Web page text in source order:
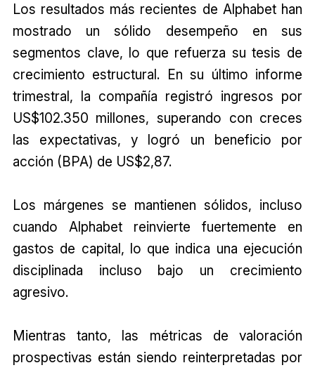
Los resultados más recientes de Alphabet han
mostrado un sólido desempeño en sus
segmentos clave, lo que refuerza su tesis de
crecimiento estructural. En su último informe
trimestral, la compañía registró ingresos por
US$102.350 millones, superando con creces
las expectativas, y logró un beneficio por
acción (BPA) de US$2,87.
Los márgenes se mantienen sólidos, incluso
cuando Alphabet reinvierte fuertemente en
gastos de capital, lo que indica una ejecución
disciplinada incluso bajo un crecimiento
agresivo.
Mientras tanto, las métricas de valoración
prospectivas están siendo reinterpretadas por